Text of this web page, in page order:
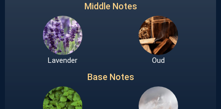
Middle Notes
Lavender Oud
Base Notes